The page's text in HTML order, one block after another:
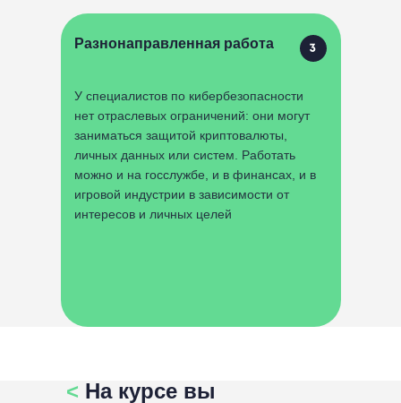
У специалистов по кибербезопасности
нет отраслевых ограничений: они могут
заниматься защитой криптовалюты,
личных данных или систем. Работать
можно и на госслужбе, и в финансах, и в
игровой индустрии в зависимости от
интересов и личных целей
Разнонаправленная работа
< На курсе вы